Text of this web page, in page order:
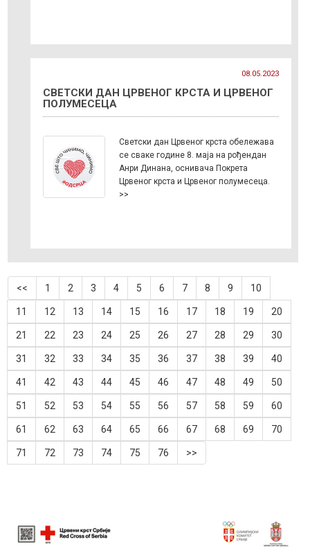
08.05.2023
СВЕТСКИ ДАН ЦРВЕНОГ КРСТА И ЦРВЕНОГ
ПОЛУМЕСЕЦА
Светски дан Црвеног крста обележава
се сваке године 8. маја на рођендан
Анри Динана, оснивача Покрета
Црвеног крста и Црвеног полумесеца.
>>
<< 1 2 3 4 5 6 7 8 9 10
11 12 13 14 15 16 17 18 19 20
21 22 23 24 25 26 27 28 29 30
31 32 33 34 35 36 37 38 39 40
41 42 43 44 45 46 47 48 49 50
51 52 53 54 55 56 57 58 59 60
61 62 63 64 65 66 67 68 69 70
71 72 73 74 75 76 >>